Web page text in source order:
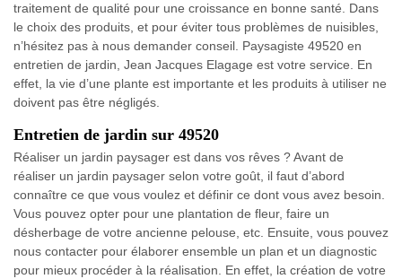
traitement de qualité pour une croissance en bonne santé. Dans
le choix des produits, et pour éviter tous problèmes de nuisibles,
n’hésitez pas à nous demander conseil. Paysagiste 49520 en
entretien de jardin, Jean Jacques Elagage est votre service. En
effet, la vie d’une plante est importante et les produits à utiliser ne
doivent pas être négligés.
Entretien de jardin sur 49520
Réaliser un jardin paysager est dans vos rêves ? Avant de
réaliser un jardin paysager selon votre goût, il faut d’abord
connaître ce que vous voulez et définir ce dont vous avez besoin.
Vous pouvez opter pour une plantation de fleur, faire un
désherbage de votre ancienne pelouse, etc. Ensuite, vous pouvez
nous contacter pour élaborer ensemble un plan et un diagnostic
pour mieux procéder à la réalisation. En effet, la création de votre